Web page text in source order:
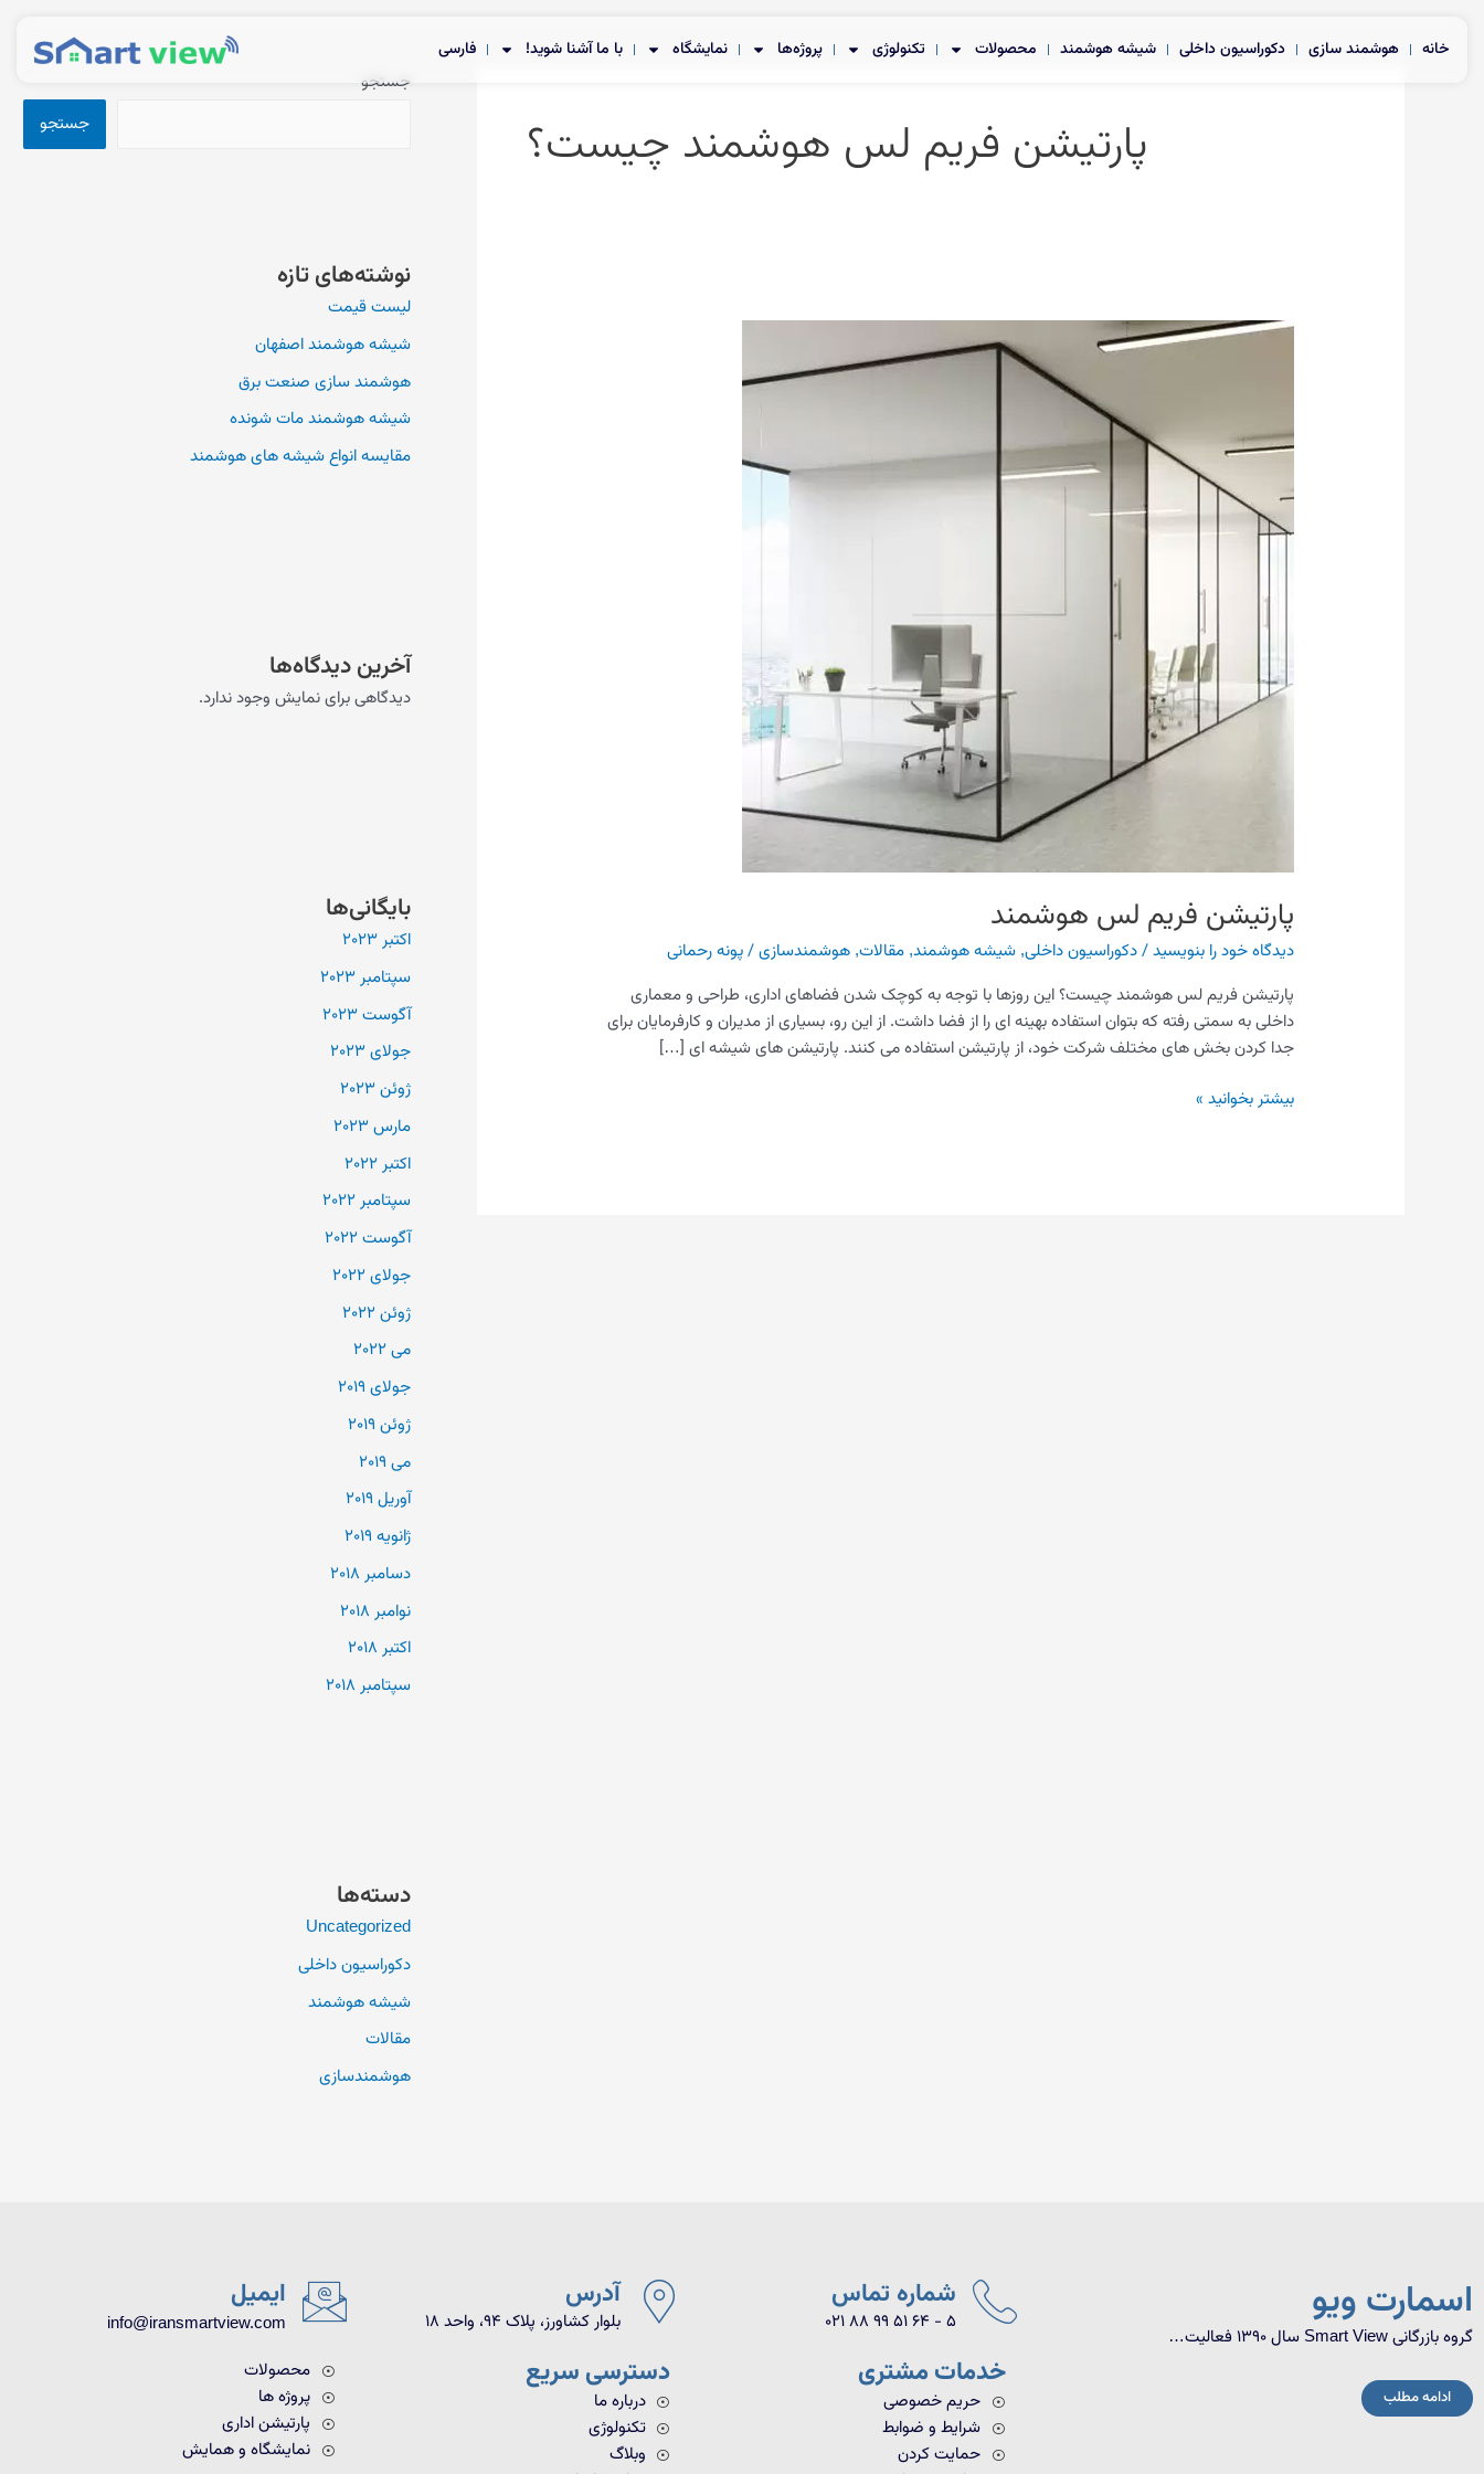
خانه هوشمند سازی دکوراسیون داخلی شیشه هوشمند محصولات تکنولوژی پروژه‌ها نمایشگاه با ما آشنا شوید! فارسی
پارتیشن فریم لس هوشمند چیست؟
پارتیشن فریم لس هوشمند
دیدگاه‌ خود را بنویسید/دکوراسیون داخلی,شیشه هوشمند,مقالات,هوشمندسازی/پونه رحمانی
پارتیشن فریم لس هوشمند چیست؟ این روزها با توجه به کوچک شدن فضاهای اداری، طراحی و معماری
داخلی به سمتی رفته که بتوان استفاده بهینه ای را از فضا داشت. از این رو، بسیاری از مدیران و کارفرمایان برای
جدا کردن بخش های مختلف شرکت خود، از پارتیشن استفاده می کنند. پارتیشن های شیشه ای […]
پارتیشن
بیشتر بخوانید »
جستجو
جستجو
نوشته‌های تازه
لیست قیمت
شیشه هوشمند اصفهان
هوشمند سازی صنعت برق
شیشه هوشمند مات شونده
مقایسه انواع شیشه های هوشمند
آخرین دیدگاه‌ها
دیدگاهی برای نمایش وجود ندارد.
بایگانی‌ها
اکتبر 2023
سپتامبر 2023
آگوست 2023
جولای 2023
ژوئن 2023
مارس 2023
اکتبر 2022
سپتامبر 2022
آگوست 2022
جولای 2022
ژوئن 2022
می 2022
جولای 2019
ژوئن 2019
می 2019
آوریل 2019
ژانویه 2019
دسامبر 2018
نوامبر 2018
اکتبر 2018
سپتامبر 2018
دسته‌ها
Uncategorized
دکوراسیون داخلی
شیشه هوشمند
مقالات
هوشمندسازی
اسمارت ویو
گروه بازرگانی Smart View سال 1390 فعالیت…
ادامه مطلب
شماره تماس
021 88 99 51 64 - 5
آدرس
بلوار کشاورز، پلاک ۹۴، واحد ۱۸
ایمیل
info@iransmartview.com
خدمات مشتری
حریم خصوصی
شرایط و ضوابط
حمایت کردن
دسترسی سریع
درباره ما
تکنولوژی
وبلاگ
محصولات
پروژه ها
پارتیشن اداری
نمایشگاه و همایش